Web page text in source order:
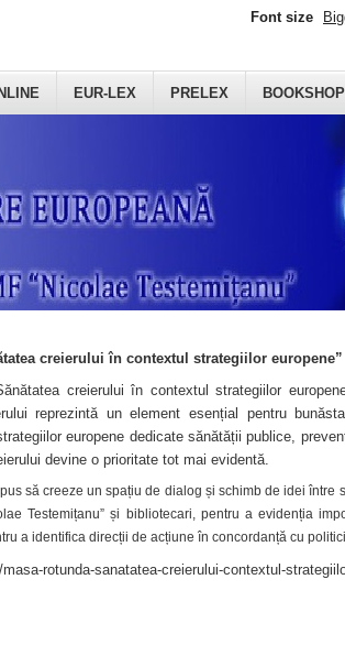
EUR-LEX PRELEX
Font size
creierului în contextul strategiilor europene”
creierului în contextul strategiilor
reprezintă un element esențial pentru
europene dedicate sănătății publice,
devine o prioritate tot mai evidentă.
să creeze un spațiu de dialog și schimb de idei între
Testemițanu” și bibliotecari, pentru a evidenția
a identifica direcții de acțiune în concordanță cu
rotunda-sanatatea-creierului-contextul-